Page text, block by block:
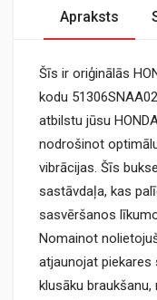
Apraksts
Šīs ir oriģinālās
kodu
atbilstu jūsu
nodrošinot
vibrācijas. Šīs
sastāvdaļa, kas
sasvēršanos
Nomainot
atjaunojat
klusāku